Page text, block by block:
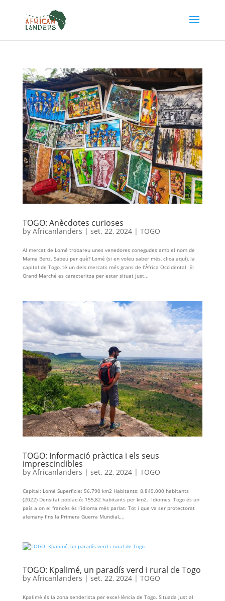
TOGO: Anècdotes curioses
by Africanlanders | set. 22, 2024| TOGO
Al mercat de Lomé trobareu unes venedores conegudes amb el nom de
Mama Benz. Sabeu per què? Lomé (si en voleu saber més, clica aquí), la
capital de Togo, té un dels mercats més grans de l’Àfrica Occidental. El
Grand Marché es caracteritza per estar situat just...
TOGO: Informació pràctica i els seus
imprescindibles
by Africanlanders | set. 22, 2024| TOGO
Capital: Lomé Superfície: 56.790 km2 Habitants: 8.849.000 habitants
(2022) Densitat població: 155,82 habitants per km2. Idiomes: Togo és un
país a on el francès és l’idioma més parlat. Tot i que va ser protectorat
alemany fins la Primera Guerra Mundial,...
TOGO: Kpalimé, un paradís verd i rural de Togo
by Africanlanders | set. 22, 2024| TOGO
Kpalimé és la zona senderista per excel·lència de Togo. Situada just al